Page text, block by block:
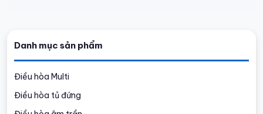
Danh mục sản phẩm
Điều hòa Multi
Điều hòa tủ đứng